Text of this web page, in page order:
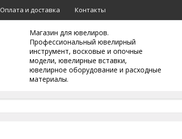
Оплата и доставка Контакты
Магазин для ювелиров.
Профессиональный ювелирный
инструмент, восковые и опочные
модели, ювелирные вставки,
ювелирное оборудование и расходные
материалы.